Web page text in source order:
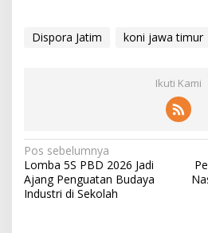
Dispora Jatim koni jawa timur
Ikuti Kami
N
a
v
Pos sebelumnya
Lomba 5S PBD 2026 Jadi
Ajang Penguatan Budaya
Industri di Sekolah